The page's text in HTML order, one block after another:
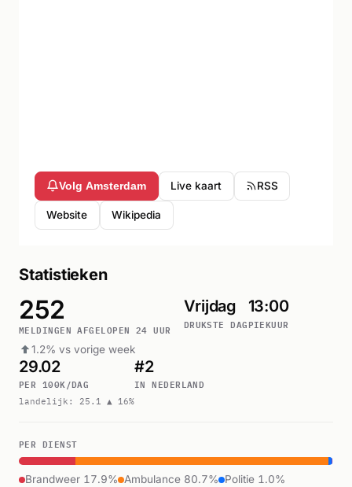
Volg Amsterdam Live kaart RSS
Website Wikipedia
Statistieken
252
MELDINGEN AFGELOPEN 24 UUR
1.2% vs vorige week
Vrijdag
DRUKSTE DAG
13:00
PIEKUUR
29.02
PER 100K/DAG
landelijk: 25.1 ▲ 16%
#2
IN NEDERLAND
PER DIENST
Brandweer 17.9% Ambulance 80.7%
Politie 1.0%